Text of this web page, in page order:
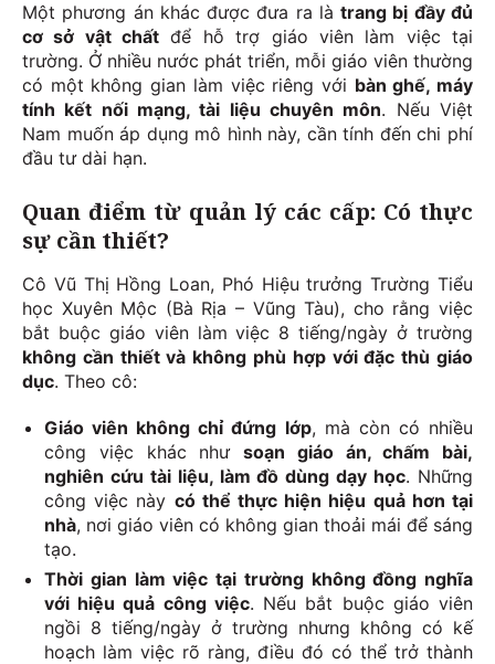
Một phương án khác được đưa ra làtrang bị đầy đủ
cơ sở vật chất để hỗ trợ giáo viên làm việc tại
trường. Ở nhiều nước phát triển, mỗi giáo viên thường
có một không gian làm việc riêng với bàn ghế, máy
tính kết nối mạng, tài liệu chuyên môn. Nếu Việt
Nam muốn áp dụng mô hình này, cần tính đến chi phí
đầu tư dài hạn.
Quan điểm từ quản lý các cấp: Có thực
sự cần thiết?
Cô Vũ Thị Hồng Loan, Phó Hiệu trưởng Trường Tiểu
học Xuyên Mộc (Bà Rịa – Vũng Tàu), cho rằng việc
bắt buộc giáo viên làm việc 8 tiếng/ngày ở trường
không cần thiết và không phù hợp với đặc thù giáo
dục. Theo cô:
Giáo viên không chỉ đứng lớp, mà còn có nhiều
công việc khác như soạn giáo án, chấm bài,
nghiên cứu tài liệu, làm đồ dùng dạy học. Những
công việc này có thể thực hiện hiệu quả hơn tại
nhà, nơi giáo viên có không gian thoải mái để sáng
tạo.
Thời gian làm việc tại trường không đồng nghĩa
với hiệu quả công việc. Nếu bắt buộc giáo viên
ngồi 8 tiếng/ngày ở trường nhưng không có kế
hoạch làm việc rõ ràng, điều đó có thể trở thành